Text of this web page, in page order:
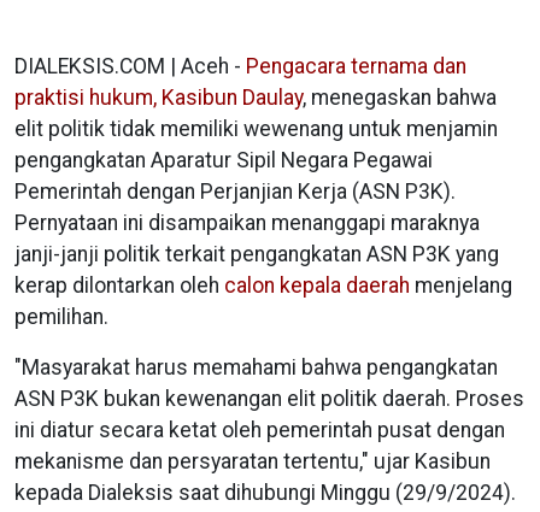
DIALEKSIS.COM | Aceh - Pengacara ternama dan
praktisi hukum, Kasibun Daulay, menegaskan bahwa
elit politik tidak memiliki wewenang untuk menjamin
pengangkatan Aparatur Sipil Negara Pegawai
Pemerintah dengan Perjanjian Kerja (ASN P3K).
Pernyataan ini disampaikan menanggapi maraknya
janji-janji politik terkait pengangkatan ASN P3K yang
kerap dilontarkan oleh calon kepala daerah menjelang
pemilihan.
"Masyarakat harus memahami bahwa pengangkatan
ASN P3K bukan kewenangan elit politik daerah. Proses
ini diatur secara ketat oleh pemerintah pusat dengan
mekanisme dan persyaratan tertentu," ujar Kasibun
kepada Dialeksis saat dihubungi Minggu (29/9/2024).